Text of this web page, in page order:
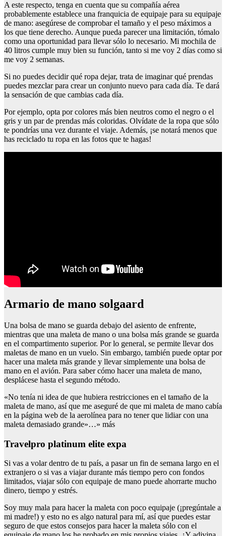
A este respecto, tenga en cuenta que su compañía aérea
probablemente establece una franquicia de equipaje para su equipaje
de mano: asegúrese de comprobar el tamaño y el peso máximos a
los que tiene derecho. Aunque pueda parecer una limitación, tómalo
como una oportunidad para llevar sólo lo necesario. Mi mochila de
40 litros cumple muy bien su función, tanto si me voy 2 días como si
me voy 2 semanas.
Si no puedes decidir qué ropa dejar, trata de imaginar qué prendas
puedes mezclar para crear un conjunto nuevo para cada día. Te dará
la sensación de que cambias cada día.
Por ejemplo, opta por colores más bien neutros como el negro o el
gris y un par de prendas más coloridas. Olvídate de la ropa que sólo
te pondrías una vez durante el viaje. Además, ¡se notará menos que
has reciclado tu ropa en las fotos que te hagas!
Armario de mano solgaard
Una bolsa de mano se guarda debajo del asiento de enfrente,
mientras que una maleta de mano o una bolsa más grande se guarda
en el compartimento superior. Por lo general, se permite llevar dos
maletas de mano en un vuelo. Sin embargo, también puede optar por
hacer una maleta más grande y llevar simplemente una bolsa de
mano en el avión. Para saber cómo hacer una maleta de mano,
desplácese hasta el segundo método.
«No tenía ni idea de que hubiera restricciones en el tamaño de la
maleta de mano, así que me aseguré de que mi maleta de mano cabía
en la página web de la aerolínea para no tener que lidiar con una
maleta demasiado grande»…» más
Travelpro platinum elite expa
Si vas a volar dentro de tu país, a pasar un fin de semana largo en el
extranjero o si vas a viajar durante más tiempo pero con fondos
limitados, viajar sólo con equipaje de mano puede ahorrarte mucho
dinero, tiempo y estrés.
Soy muy mala para hacer la maleta con poco equipaje (¡pregúntale a
mi madre!) y esto no es algo natural para mí, así que puedes estar
seguro de que estos consejos para hacer la maleta sólo con el